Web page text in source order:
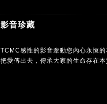
影音珍藏
TCMC感性的影音牽動您內心永恆
把愛傳出去，傳承大家的生命存在